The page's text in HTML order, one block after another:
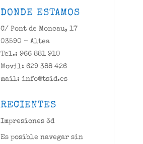
DONDE ESTAMOS
C/ Pont de Moncau, 17
03590 - Altea
Tel.: 966 881 910
Movil: 629 388 426
mail: info@tsid.es
RECIENTES
Impresiones 3d
Es posible navegar sin